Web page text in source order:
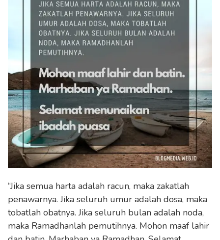
“Jika semua harta adalah racun, maka zakatlah
penawarnya. Jika seluruh umur adalah dosa, maka
tobatlah obatnya. Jika seluruh bulan adalah noda,
maka Ramadhanlah pemutihnya. Mohon maaf lahir